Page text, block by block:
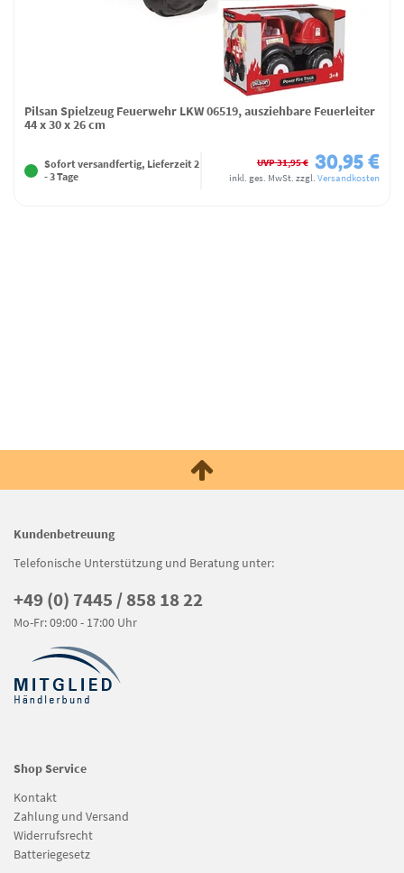
Pilsan Spielzeug Feuerwehr LKW 06519, ausziehbare Feuerleiter
44 x 30 x 26 cm
Sofort versandfertig, Lieferzeit 2
- 3 Tage
UVP 31,95 € 30,95 €
inkl. ges. MwSt. zzgl. Versandkosten
Kundenbetreuung
Telefonische Unterstützung und Beratung unter:
+49 (0) 7445 / 858 18 22
Mo-Fr: 09:00 - 17:00 Uhr
Shop Service
Kontakt
Zahlung und Versand
Widerrufsrecht
Batteriegesetz